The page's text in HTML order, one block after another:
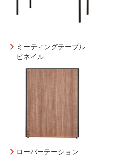
ミーティングテーブル
ビネイル
ローパーテーション